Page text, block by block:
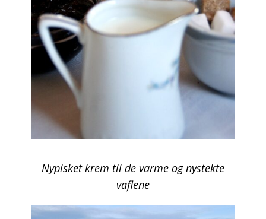
Nypisket krem til de varme og nystekte
vaflene